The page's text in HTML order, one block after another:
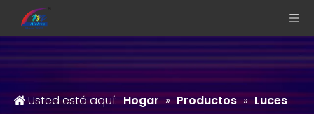
Usted está aquí: Hogar » Productos » Luces